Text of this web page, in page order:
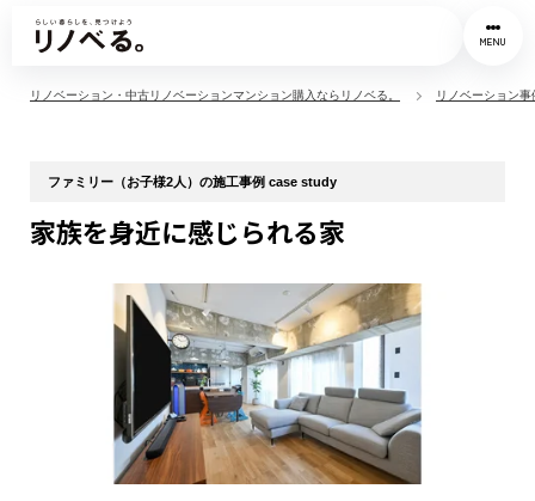
MENU
リノベーション・中古リノベーションマンション購入ならリノベる。 リノベーション事
ファミリー（お子様2人）の施工事例 case study
家族を身近に感じられる家